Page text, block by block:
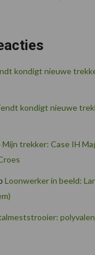
kondigt nieuwe
kondigt nieuwe
Mijn trekker: Case IH
Loonwerker in beeld: